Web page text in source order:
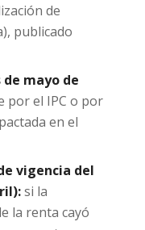
de
publicado
mayo de
por el IPC o por
en el
vigencia del
si la
la renta cayó